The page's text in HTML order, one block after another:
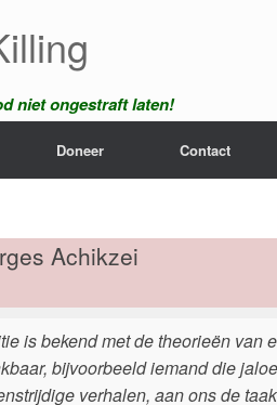
niet ongestraft laten!
Doneer Contact
Achikzei
is bekend met de theorieën van
bijvoorbeeld iemand die
verhalen, aan ons de